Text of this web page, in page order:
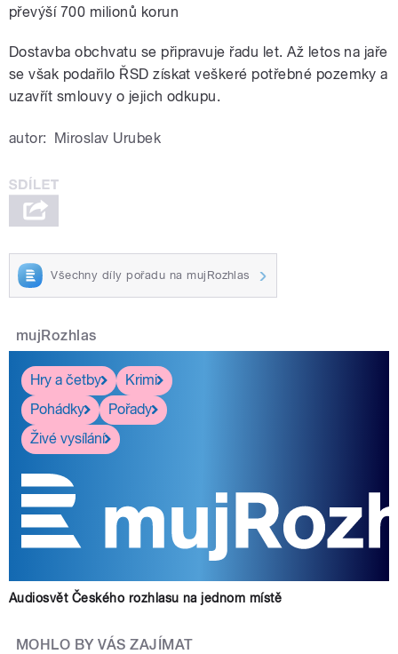
převýší 700 milionů korun
Dostavba obchvatu se připravuje řadu let. Až letos na jaře
se však podařilo ŘSD získat veškeré potřebné pozemky a
uzavřít smlouvy o jejich odkupu.
autor: Miroslav Urubek
Všechny díly pořadu na mujRozhlas
mujRozhlas
Hry a četby
Krimi
Pohádky
Pořady
Živé vysílání
Audiosvět Českého rozhlasu na jednom místě
MOHLO BY VÁS ZAJÍMAT